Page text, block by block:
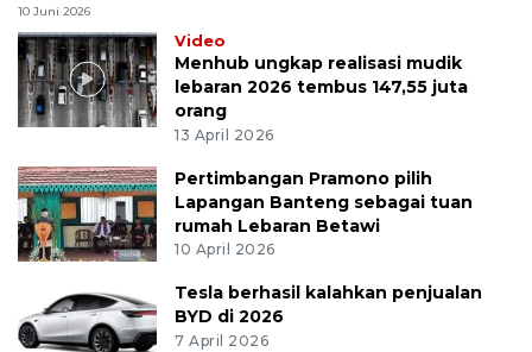
10 Juni 2026
Video
Menhub ungkap realisasi mudik
lebaran 2026 tembus 147,55 juta
orang
13 April 2026
Pertimbangan Pramono pilih
Lapangan Banteng sebagai tuan
rumah Lebaran Betawi
10 April 2026
Tesla berhasil kalahkan penjualan
BYD di 2026
7 April 2026